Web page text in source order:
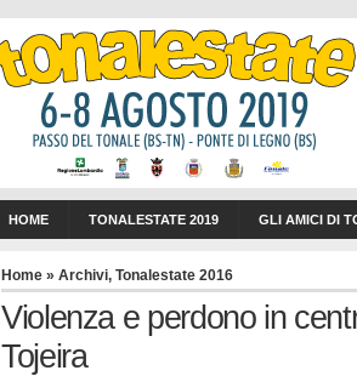
HOME TONALESTATE 2019 GLI AMICI DI
Home » Archivi, Tonalestate 2016
Violenza e perdono in
Tojeira